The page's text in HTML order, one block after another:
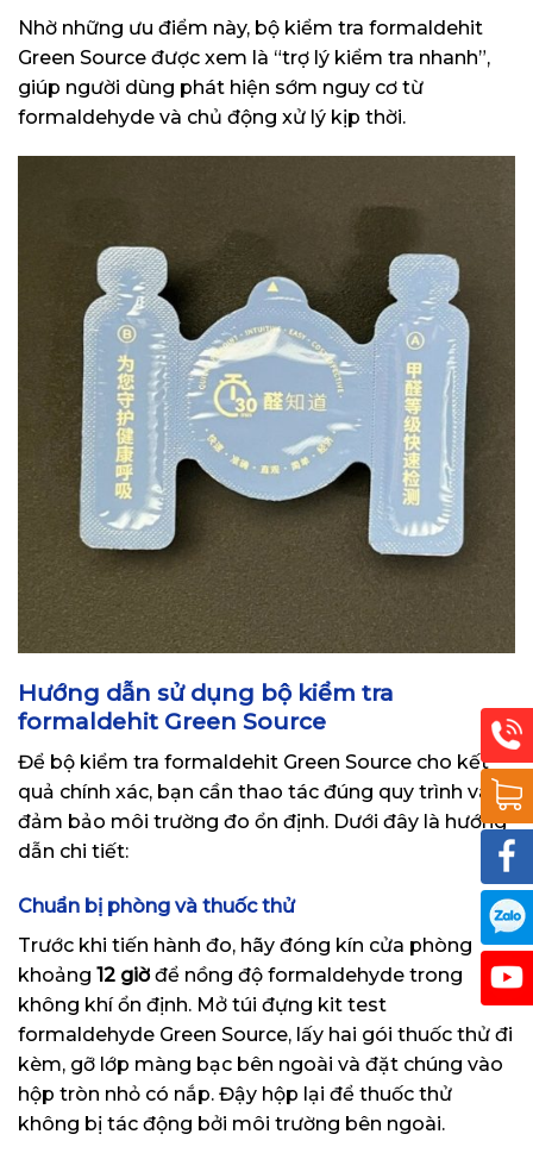
Nhờ những ưu điểm này, bộ kiểm tra formaldehit
Green Source được xem là “trợ lý kiểm tra nhanh”,
giúp người dùng phát hiện sớm nguy cơ từ
formaldehyde và chủ động xử lý kịp thời.
Hướng dẫn sử dụng bộ kiểm tra
formaldehit Green Source
Để bộ kiểm tra formaldehit Green Source cho kết
quả chính xác, bạn cần thao tác đúng quy trình và
đảm bảo môi trường đo ổn định. Dưới đây là hướng
dẫn chi tiết:
Chuẩn bị phòng và thuốc thử
Trước khi tiến hành đo, hãy đóng kín cửa phòng
khoảng 12 giờđể nồng độ formaldehyde trong
không khí ổn định. Mở túi đựng kit test
formaldehyde Green Source, lấy hai gói thuốc thử đi
kèm, gỡ lớp màng bạc bên ngoài và đặt chúng vào
hộp tròn nhỏ có nắp. Đậy hộp lại để thuốc thử
không bị tác động bởi môi trường bên ngoài.